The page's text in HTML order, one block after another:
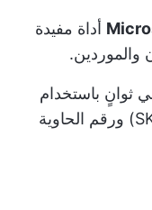
أداة مفيدة
والموردين.
ثوانٍ باستخدام
حقول مثل وحدة حفظ المخزون (SKU) ورقم الحاوية